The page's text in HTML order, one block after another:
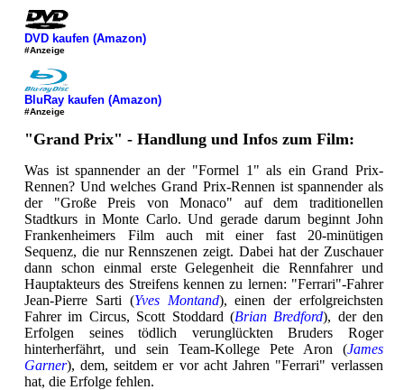
DVD kaufen (Amazon)
#Anzeige
BluRay kaufen (Amazon)
#Anzeige
"Grand Prix" - Handlung und Infos zum Film:
Was ist spannender an der "Formel 1" als ein Grand Prix-
Rennen? Und welches Grand Prix-Rennen ist spannender als
der "Große Preis von Monaco" auf dem traditionellen
Stadtkurs in Monte Carlo. Und gerade darum beginnt John
Frankenheimers Film auch mit einer fast 20-minütigen
Sequenz, die nur Rennszenen zeigt. Dabei hat der Zuschauer
dann schon einmal erste Gelegenheit die Rennfahrer und
Hauptakteurs des Streifens kennen zu lernen: "Ferrari"-Fahrer
Jean-Pierre Sarti (Yves Montand), einen der erfolgreichsten
Fahrer im Circus, Scott Stoddard (Brian Bredford), der den
Erfolgen seines tödlich verunglückten Bruders Roger
hinterherfährt, und sein Team-Kollege Pete Aron (James
Garner), dem, seitdem er vor acht Jahren "Ferrari" verlassen
hat, die Erfolge fehlen.